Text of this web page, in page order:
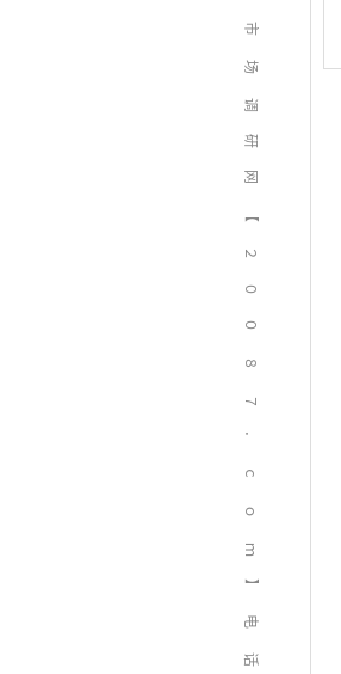
市
场
调
研
网
【
２
０
０
８
７
．
ｃ
ｏ
ｍ
】
电
话